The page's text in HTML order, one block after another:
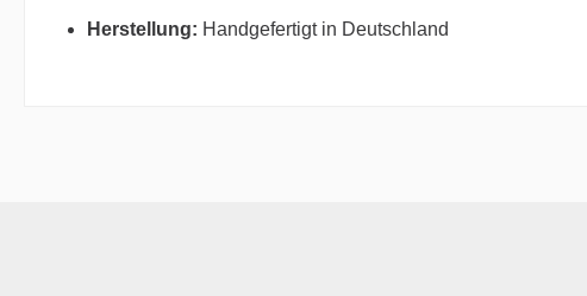
Herstellung: Handgefertigt in Deutschland